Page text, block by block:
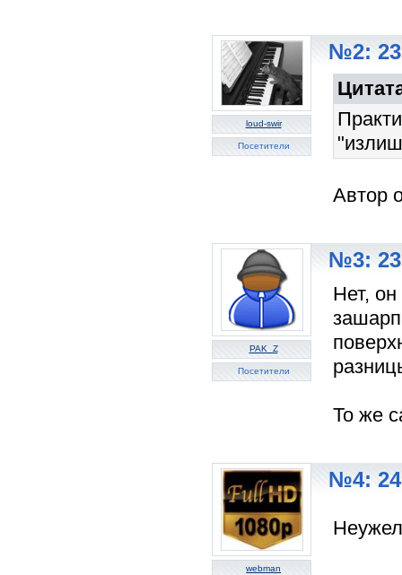
loud-swir
Посетители
№2: 23
Автор
PAK_Z
Посетители
№3: 23
Нет,
То же
webman
№4: 24